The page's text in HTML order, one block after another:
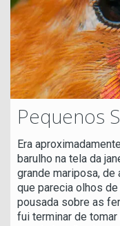
Pequenos
Era
barulho na tela da
grande mariposa, de
que parecia olhos
pousada sobre as
fui terminar de